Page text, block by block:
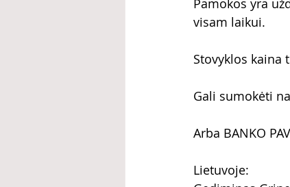
Pamokos yra
visam laikui.
Stovyklos kaina
Gali sumokėti
Arba BANKO
Lietuvoje: